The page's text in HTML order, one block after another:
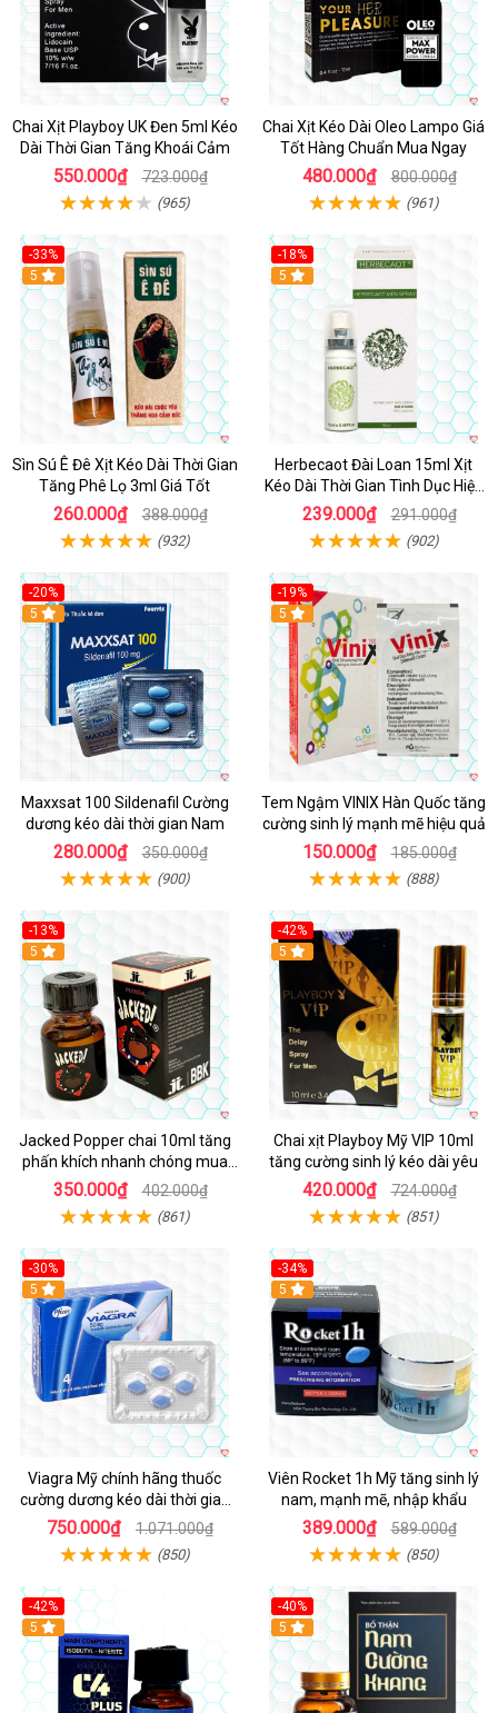
Chai Xịt Playboy UK Đen 5ml Kéo
Dài Thời Gian Tăng Khoái Cảm
550.000₫ 723.000₫
(965)
Chai Xịt Kéo Dài Oleo Lampo Giá
Tốt Hàng Chuẩn Mua Ngay
480.000₫ 800.000₫
(961)
-33%
5
Sìn Sú Ê Đê Xịt Kéo Dài Thời Gian
Tăng Phê Lọ 3ml Giá Tốt
260.000₫ 388.000₫
(932)
-18%
5
Herbecaot Đài Loan 15ml Xịt
Kéo Dài Thời Gian Tình Dục Hiệu
Quả
239.000₫ 291.000₫
(902)
-20%
5
Maxxsat 100 Sildenafil Cường
dương kéo dài thời gian Nam
280.000₫ 350.000₫
(900)
-19%
5
Tem Ngậm VINIX Hàn Quốc tăng
cường sinh lý mạnh mẽ hiệu quả
150.000₫ 185.000₫
(888)
-13%
5
Jacked Popper chai 10ml tăng
phấn khích nhanh chóng mua
ngay
350.000₫ 402.000₫
(861)
-42%
5
Chai xịt Playboy Mỹ VIP 10ml
tăng cường sinh lý kéo dài yêu
420.000₫ 724.000₫
(851)
-30%
5
Viagra Mỹ chính hãng thuốc
cường dương kéo dài thời gian
cho Nam nhập khẩu chính ngạch
750.000₫ 1.071.000₫
(850)
-34%
5
Viên Rocket 1h Mỹ tăng sinh lý
nam, mạnh mẽ, nhập khẩu
389.000₫ 589.000₫
(850)
-42%
5
-40%
5